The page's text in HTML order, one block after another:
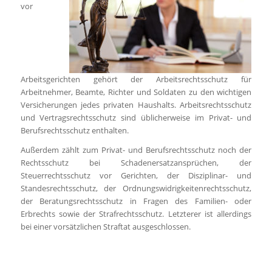
vor
Arbeitsgerichten gehört der Arbeitsrechtsschutz für
Arbeitnehmer, Beamte, Richter und Soldaten zu den wichtigen
Versicherungen jedes privaten Haushalts. Arbeitsrechtsschutz
und Vertragsrechtsschutz sind üblicherweise im Privat- und
Berufsrechtsschutz enthalten.
Außerdem zählt zum Privat- und Berufsrechtsschutz noch der
Rechtsschutz bei Schadenersatzansprüchen, der
Steuerrechtsschutz vor Gerichten, der Disziplinar- und
Standesrechtsschutz, der Ordnungswidrigkeitenrechtsschutz,
der Beratungsrechtsschutz in Fragen des Familien- oder
Erbrechts sowie der Strafrechtsschutz. Letzterer ist allerdings
bei einer vorsätzlichen Straftat ausgeschlossen.